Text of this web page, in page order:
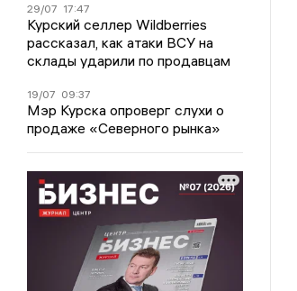
29/07 17:47
Курский селлер Wildberries
рассказал, как атаки ВСУ на
склады ударили по продавцам
19/07 09:37
Мэр Курска опроверг слухи о
продаже «Северного рынка»